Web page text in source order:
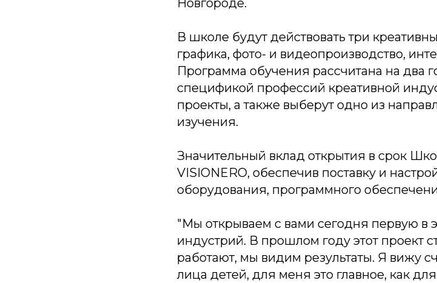
Новгороде.
В школе будут действовать три
графика, фото- и видеопроизводство,
Программа обучения рассчитана на два
спецификой профессий креативной
проекты, а также выберут одно из
изучения.
Значительный вклад открытия в срок
VISIONERO, обеспечив поставку и
оборудования, программного
"Мы открываем с вами сегодня первую в
индустрий. В прошлом году этот проект
работают, мы видим результаты. Я вижу
лица детей, для меня это главное, как